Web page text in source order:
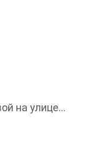
на улице…